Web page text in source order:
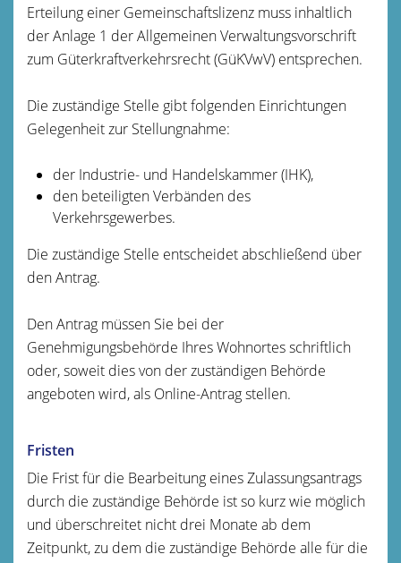
Erteilung einer Gemeinschaftslizenz muss inhaltlich
der Anlage 1 der Allgemeinen Verwaltungsvorschrift
zum Güterkraftverkehrsrecht (GüKVwV) entsprechen.
Die zuständige Stelle gibt folgenden Einrichtungen
Gelegenheit zur Stellungnahme:
der Industrie- und Handelskammer (IHK),
den beteiligten Verbänden des
Verkehrsgewerbes.
Die zuständige Stelle entscheidet abschließend über
den Antrag.
Den Antrag müssen Sie bei der
Genehmigungsbehörde Ihres Wohnortes schriftlich
oder, soweit dies von der zuständigen Behörde
angeboten wird, als Online-Antrag stellen.
Fristen
Die Frist für die Bearbeitung eines Zulassungsantrags
durch die zuständige Behörde ist so kurz wie möglich
und überschreitet nicht drei Monate ab dem
Zeitpunkt, zu dem die zuständige Behörde alle für die